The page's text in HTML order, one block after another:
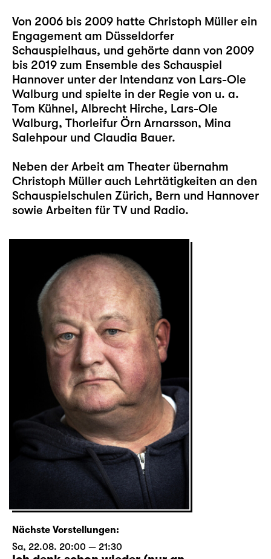
Von 2006 bis 2009 hatte Christoph Müller ein
Engagement am Düsseldorfer
Schauspielhaus, und gehörte dann von 2009
bis 2019 zum Ensemble des Schauspiel
Hannover unter der Intendanz von Lars-Ole
Walburg und spielte in der Regie von u. a.
Tom Kühnel, Albrecht Hirche, Lars-Ole
Walburg, Thorleifur Örn Arnarsson, Mina
Salehpour und Claudia Bauer.
Neben der Arbeit am Theater übernahm
Christoph Müller auch Lehrtätigkeiten an den
Schauspielschulen Zürich, Bern und Hannover
sowie Arbeiten für TV und Radio.
Nächste Vorstellungen:
Sa, 22.08. 20:00 — 21:30